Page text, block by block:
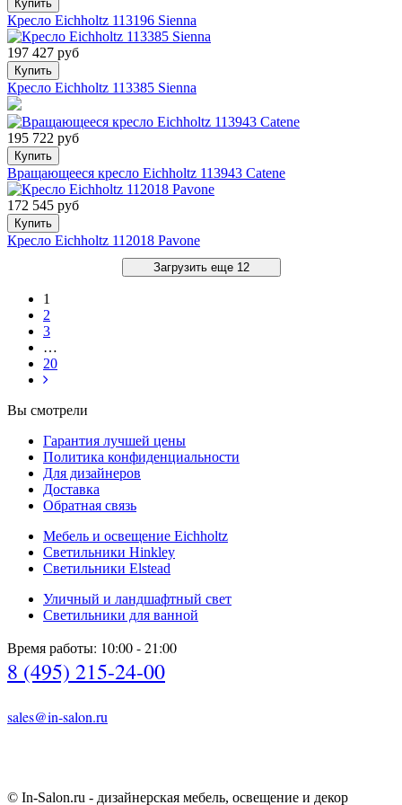
Купить
Кресло Eichholtz 113196 Sienna
197 427 руб
Купить
Кресло Eichholtz 113385 Sienna
195 722 руб
Купить
Вращающееся кресло Eichholtz 113943 Catene
172 545 руб
Купить
Кресло Eichholtz 112018 Pavone
Загрузить еще 12
1
2
3
…
20
Вы смотрели
Гарантия лучшей цены
Политика конфиденциальности
Для дизайнеров
Доставка
Обратная связь
Мебель и освещение Eichholtz
Светильники Hinkley
Светильники Elstead
Уличный и ландшафтный свет
Светильники для ванной
Время работы: 10:00 - 21:00
8 (495) 215-24-00
sales@in-salon.ru
© In-Salon.ru - дизайнерская мебель, освещение и декор